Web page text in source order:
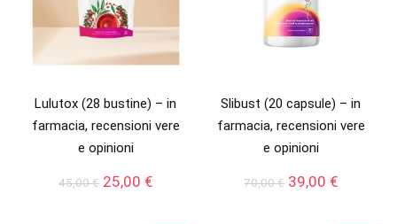
Lulutox (28 bustine) – in
farmacia, recensioni vere
e opinioni
45,00€ Il
25,00 €Il
Slibust (20 capsule) – in
farmacia, recensioni vere
e opinioni
70,00€ Il
39,00 €Il